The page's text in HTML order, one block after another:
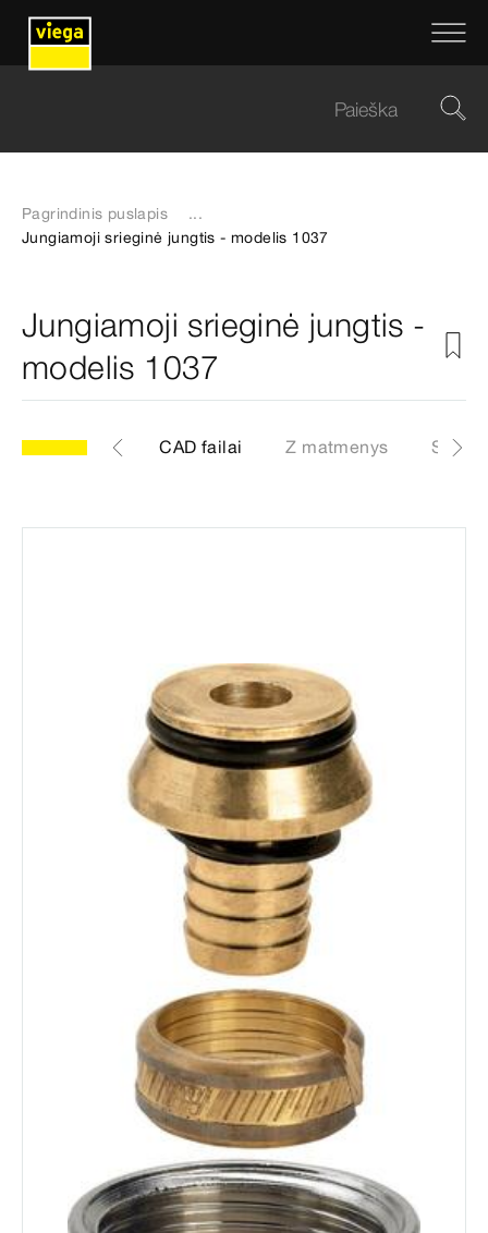
Pagrindinis puslapis
...
Jungiamoji srieginė jungtis - modelis 1037
Jungiamoji srieginė jungtis -
modelis 1037
Artikulas CAD failai Z matmenys